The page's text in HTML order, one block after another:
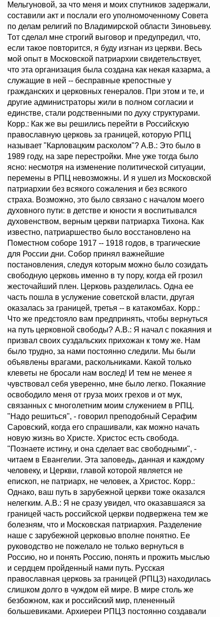
Мельгуновой, за что меня и моих спутников задержали,
составили акт и послали его уполномоченному Совета
по делам религий по Владимирской области Зиновьеву.
Тот сделал мне строгий выговор и предупредил, что,
если такое повторится, я буду изгнан из церкви. Весь
мой опыт в Московской патриархии свидетельствует,
что эта организация была создана как некая казарма, а
служащие в ней -- бесправные крепостные у
гражданских и церковных генералов. При этом и те, и
другие администраторы жили в полном согласии и
единстве, стали родственными по духу структурами.
Корр.: Как же вы решились перейти в Российскую
православную церковь за границей, которую РПЦ
называет "Карловацким расколом"? А.В.: Это было в
1989 году, на заре перестройки. Мне уже тогда было
ясно: несмотря на изменение политической ситуации,
перемены в РПЦ невозможны. И я ушел из Московской
патриархии без всякого сожаления и без всякого
страха. Возможно, это было связано с началом моего
духовного пути: в детстве и юности я воспитывался
духовенством, верным церкви патриарха Тихона. Как
известно, патриаршество было восстановлено на
Поместном соборе 1917 -- 1918 годов, в трагические
для России дни. Собор принял важнейшие
постановления, следуя которым можно было созидать
свободную церковь именно в ту пору, когда ей грозил
жесточайший плен. Церковь разделилась. Одна ее
часть пошла в услужение советской власти, другая
оказалась за границей, третья -- в катакомбах. Корр.:
Что же предстояло вам предпринять, чтобы вернуться
на путь церковной свободы? А.В.: Я начал с покаяния и
призвал своих суздальских прихожан к тому же. Нам
было трудно, за нами постоянно следили. Мы были
объявлены врагами, раскольниками. Какой только
клеветы не бросали нам вослед! И тем не менее я
чувствовал себя уверенно, мне было легко. Покаяние
освободило меня от груза моих грехов и от мук,
связанных с многолетним моим служением в РПЦ.
"Надо решиться", - говорил преподобный Серафим
Саровский, когда его спрашивали, как можно начать
новую жизнь во Христе. Христос есть свобода.
"Познаете истину, и она сделает вас свободными", -
читаем в Евангелии. Эта заповедь, данная и каждому
человеку, и Церкви, главой которой является не
епископ, не патриарх, не человек, а Христос. Корр.:
Однако, ваш путь в зарубежной церкви тоже оказался
нелегким. А.В.: Я не сразу увидел, что оказавшаяся за
границей часть российской церкви подвержена тем же
болезням, что и Московская патриархия. Разделение
наше с зарубежной церковью вполне понятно. Ее
руководство не пожелало не только вернуться в
Россию, но и понять Россию, понять и прожить мыслью
и сердцем пройденный нами путь. Русская
православная церковь за границей (РПЦЗ) находилась
слишком долго в чуждом ей мире. В мире столь же
безбожном, как и российский мир, плененный
большевиками. Архиереи РПЦЗ постоянно создавали